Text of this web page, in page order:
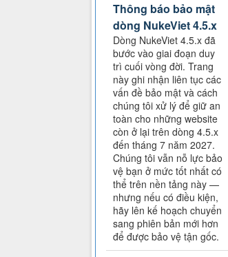
Thông báo bảo mật
dòng NukeViet 4.5.x
Dòng NukeViet 4.5.x đã
bước vào giai đoạn duy
trì cuối vòng đời. Trang
này ghi nhận liên tục các
vấn đề bảo mật và cách
chúng tôi xử lý để giữ an
toàn cho những website
còn ở lại trên dòng 4.5.x
đến tháng 7 năm 2027.
Chúng tôi vẫn nỗ lực bảo
vệ bạn ở mức tốt nhất có
thể trên nền tảng này —
nhưng nếu có điều kiện,
hãy lên kế hoạch chuyển
sang phiên bản mới hơn
để được bảo vệ tận gốc.